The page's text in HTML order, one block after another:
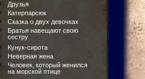
Друзья
Катерпарсюк
Сказка о двух девочках
Братья навещают свою
сестру
Кунук-сирота
Неверная жена
Человек, который женился
на морской птице